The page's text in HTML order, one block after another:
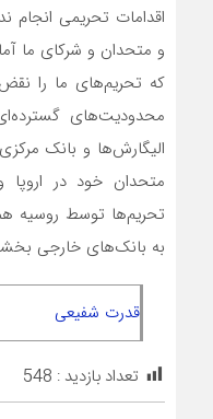
اقدامات تحریمی انجام
و متحدان و شرکای ما
که تحریم‌‌های ما را
محدودیت‌های
الیگارش‌‌ها و بانک
متحدان خود در اروپا
تحریم‌‌ها توسط روسیه
به بانک‌‌های خارجی
قدرت شفیعی
تعداد بازدید : 548